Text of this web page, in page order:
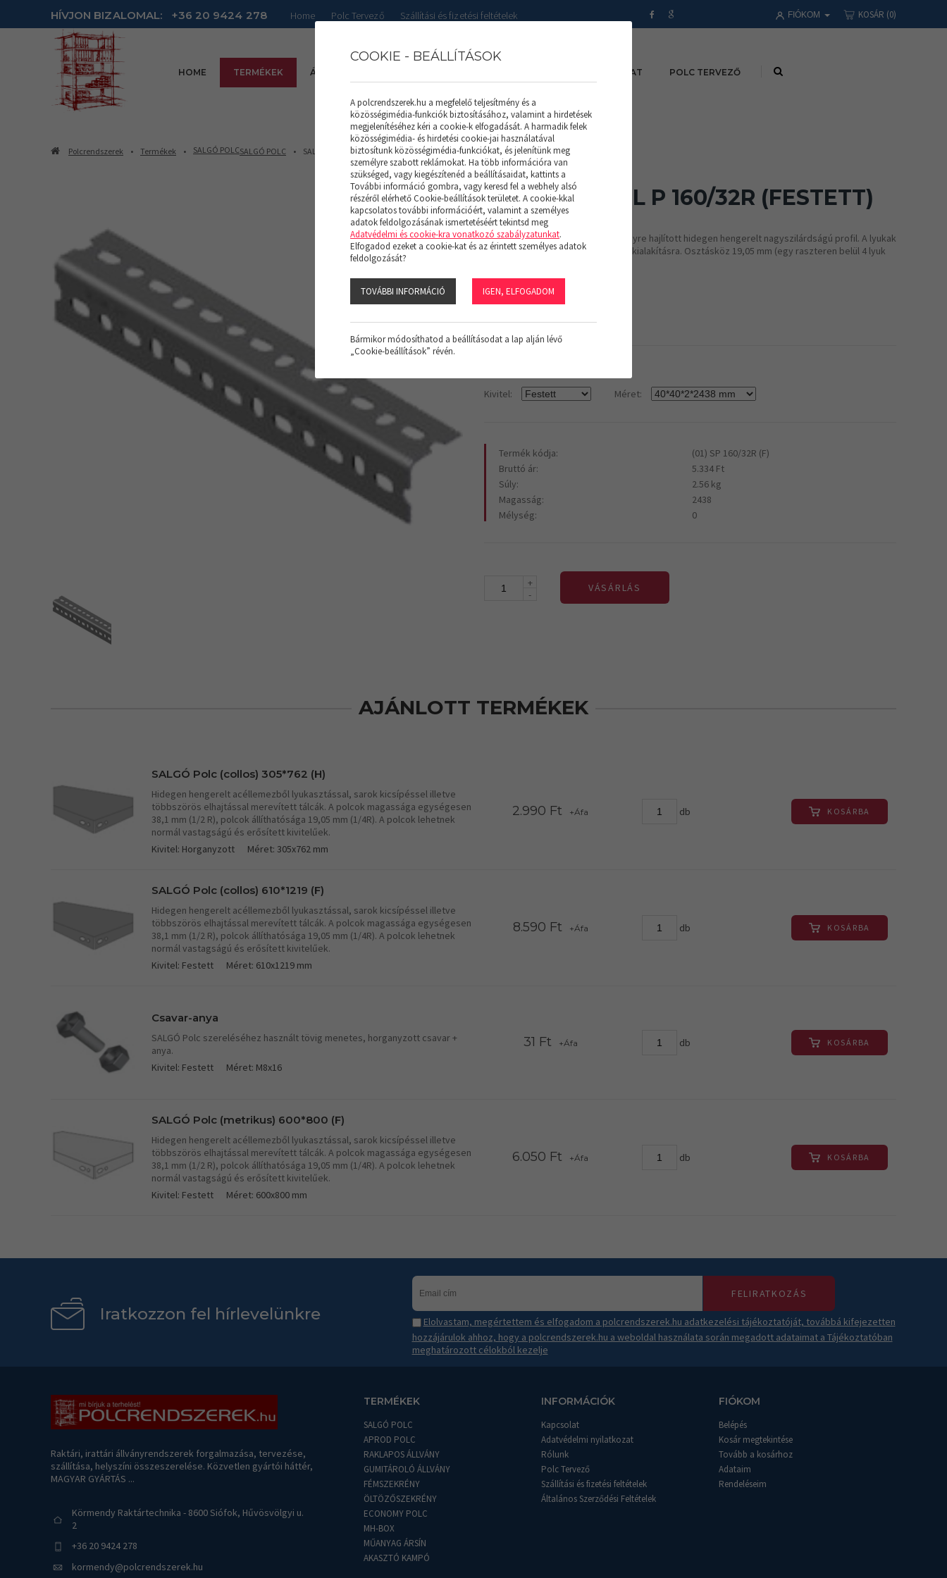
HÍVJON BIZALOMAL: +36 20 9424 278 Home Polc Tervező Szállítási és fizetési feltételek FIÓKOM KOSÁR (0)
HOME TERMÉKEK ÁRLISTÁK KAPCSOLAT POLC TERVEZŐ
Polcrendszerek Termékek SALGÓ POLCSALGÓ POLC SALGÓ Profil P 160/32R (Festett)
SALGÓ PROFIL P 160/32R (FESTETT)
SALGÓ Polc oszlop profil. L szelvényre hajlított hidegen hengerelt nagyszilárdságú profil. A lyukak
raszter osztás (R) szerint kerülnek kialakításra. Osztásköz 19,05 mm (egy raszteren belül 4 lyuk
4.200 Ft
Kivitel:
Méret:
Termék kódja:
(01) SP 160/32R (F)
Bruttó ár:
5.334 Ft
Súly:
2.56 kg
Magasság:
2438
Mélység:
0
+
-
VÁSÁRLÁS
AJÁNLOTT TERMÉKEK
SALGÓ Polc (collos) 305*762 (H)
Hidegen hengerelt acéllemezből lyukasztással, sarok kicsípéssel illetve
többszörös elhajtással merevített tálcák. A polcok magassága egységesen
38,1 mm (1/2 R), polcok állíthatósága 19,05 mm (1/4R). A polcok lehetnek
normál vastagságú és erősített kivitelűek.
Kivitel: Horganyzott
Méret: 305x762 mm
2.990 Ft +Áfa db KOSÁRBA
SALGÓ Polc (collos) 610*1219 (F)
Hidegen hengerelt acéllemezből lyukasztással, sarok kicsípéssel illetve
többszörös elhajtással merevített tálcák. A polcok magassága egységesen
38,1 mm (1/2 R), polcok állíthatósága 19,05 mm (1/4R). A polcok lehetnek
normál vastagságú és erősített kivitelűek.
Kivitel: Festett
Méret: 610x1219 mm
8.590 Ft +Áfa db KOSÁRBA
Csavar-anya
SALGÓ Polc szereléséhez használt tövig menetes, horganyzott csavar +
anya.
Kivitel: Festett
Méret: M8x16
31 Ft +Áfa db KOSÁRBA
SALGÓ Polc (metrikus) 600*800 (F)
Hidegen hengerelt acéllemezből lyukasztással, sarok kicsípéssel illetve
többszörös elhajtással merevített tálcák. A polcok magassága egységesen
38,1 mm (1/2 R), polcok állíthatósága 19,05 mm (1/4R). A polcok lehetnek
normál vastagságú és erősített kivitelűek.
Kivitel: Festett
Méret: 600x800 mm
6.050 Ft +Áfa db KOSÁRBA
COOKIE - BEÁLLÍTÁSOK
A polcrendszerek.hu a megfelelő teljesítmény és a
közösségimédia-funkciók biztosításához, valamint a hirdetések
megjelenítéséhez kéri a cookie-k elfogadását. A harmadik felek
közösségimédia- és hirdetési cookie-jai használatával
biztosítunk közösségimédia-funkciókat, és jelenítünk meg
személyre szabott reklámokat. Ha több információra van
szükséged, vagy kiegészítenéd a beállításaidat, kattints a
További információ gombra, vagy keresd fel a webhely alsó
részéről elérhető Cookie-beállítások területet. A cookie-kkal
kapcsolatos további információért, valamint a személyes
adatok feldolgozásának ismertetéséért tekintsd meg
Adatvédelmi és cookie-kra vonatkozó szabályzatunkat.
Elfogadod ezeket a cookie-kat és az érintett személyes adatok
feldolgozását?
TOVÁBBI INFORMÁCIÓ IGEN, ELFOGADOM
Bármikor módosíthatod a beállításodat a lap alján lévő
„Cookie-beállítások” révén.
Iratkozzon fel hírlevelünkre
FELIRATKOZÁS
Elolvastam, megértettem és elfogadom a polcrendszerek.hu adatkezelési tájékoztatóját, továbbá kifejezetten
hozzájárulok ahhoz, hogy a polcrendszerek.hu a weboldal használata során megadott adataimat a Tájékoztatóban
meghatározott célokból kezelje
Raktári, irattári állványrendszerek forgalmazása, tervezése,
szállítása, helyszíni összeszerelése. Közvetlen gyártói háttér,
MAGYAR GYÁRTÁS ...
Körmendy Raktártechnika - 8600 Siófok, Hűvösvölgyi u.
2
+36 20 9424 278
kormendy@polcrendszerek.hu
TERMÉKEK
SALGÓ POLC
APROD POLC
RAKLAPOS ÁLLVÁNY
GUMITÁROLÓ ÁLLVÁNY
FÉMSZEKRÉNY
ÖLTÖZŐSZEKRÉNY
ECONOMY POLC
MH-BOX
MŰANYAG ÁRSÍN
AKASZTÓ KAMPÓ
INFORMÁCIÓK
Kapcsolat
Adatvédelmi nyilatkozat
Rólunk
Polc Tervező
Szállítási és fizetési feltételek
Általános Szerződési Feltételek
FIÓKOM
Belépés
Kosár megtekintése
Tovább a kosárhoz
Adataim
Rendeléseim